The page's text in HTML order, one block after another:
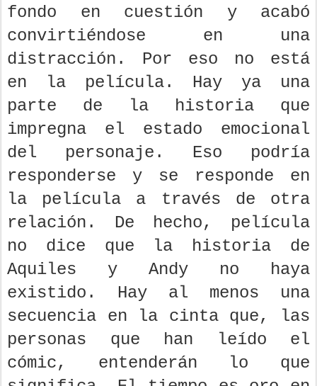
fondo en cuestión y acabó
convirtiéndose en una
distracción. Por eso no está
en la película. Hay ya una
parte de la historia que
impregna el estado emocional
del personaje. Eso podría
responderse y se responde en
la película a través de otra
relación. De hecho, película
no dice que la historia de
Aquiles y Andy no haya
existido. Hay al menos una
secuencia en la cinta que, las
personas que han leído el
cómic, entenderán lo que